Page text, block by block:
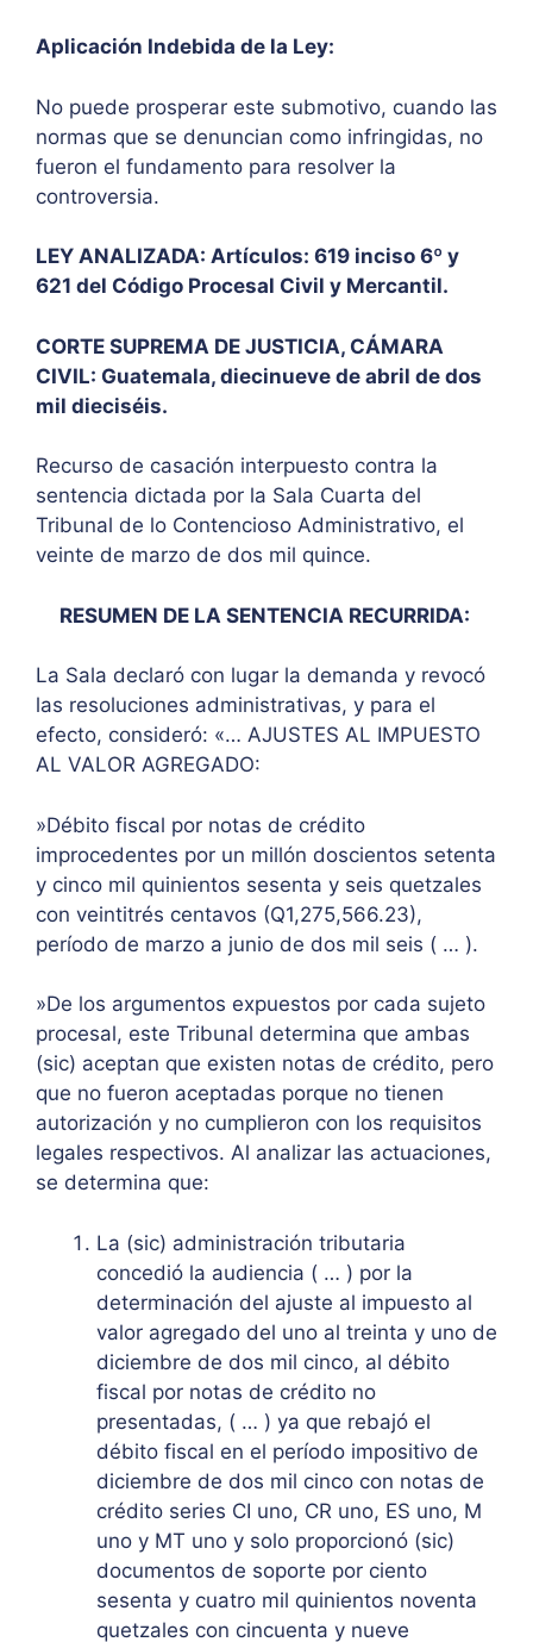
Aplicación Indebida de la Ley:
No puede prosperar este submotivo, cuando las
normas que se denuncian como infringidas, no
fueron el fundamento para resolver la
controversia.
LEY ANALIZADA: Artículos: 619 inciso 6º y
621 del Código Procesal Civil y Mercantil.
CORTE SUPREMA DE JUSTICIA, CÁMARA
CIVIL: Guatemala, diecinueve de abril de dos
mil dieciséis.
Recurso de casación interpuesto contra la
sentencia dictada por la Sala Cuarta del
Tribunal de lo Contencioso Administrativo, el
veinte de marzo de dos mil quince.
RESUMEN DE LA SENTENCIA RECURRIDA:
La Sala declaró con lugar la demanda y revocó
las resoluciones administrativas, y para el
efecto, consideró: «… AJUSTES AL IMPUESTO
AL VALOR AGREGADO:
»Débito fiscal por notas de crédito
improcedentes por un millón doscientos setenta
y cinco mil quinientos sesenta y seis quetzales
con veintitrés centavos (Q1,275,566.23),
período de marzo a junio de dos mil seis ( … ).
»De los argumentos expuestos por cada sujeto
procesal, este Tribunal determina que ambas
(sic) aceptan que existen notas de crédito, pero
que no fueron aceptadas porque no tienen
autorización y no cumplieron con los requisitos
legales respectivos. Al analizar las actuaciones,
se determina que:
La (sic) administración tributaria
concedió la audiencia ( … ) por la
determinación del ajuste al impuesto al
valor agregado del uno al treinta y uno de
diciembre de dos mil cinco, al débito
fiscal por notas de crédito no
presentadas, ( … ) ya que rebajó el
débito fiscal en el período impositivo de
diciembre de dos mil cinco con notas de
crédito series CI uno, CR uno, ES uno, M
uno y MT uno y solo proporcionó (sic)
documentos de soporte por ciento
sesenta y cuatro mil quinientos noventa
quetzales con cincuenta y nueve